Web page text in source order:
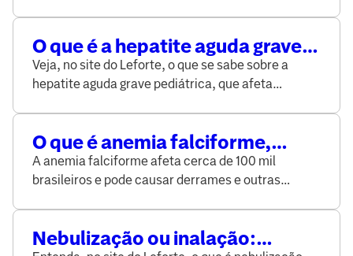
O que é a hepatite aguda grave
pediátrica de etiologia
desconhecida, que afeta
Veja, no site do Leforte, o que se sabe sobre a
hepatite aguda grave pediátrica, que afeta
O que é anemia falciforme,
doença genética grave que afeta
até 100 mil brasileiros?
A anemia falciforme afeta cerca de 100 mil
brasileiros e pode causar derrames e outras
Nebulização ou inalação: